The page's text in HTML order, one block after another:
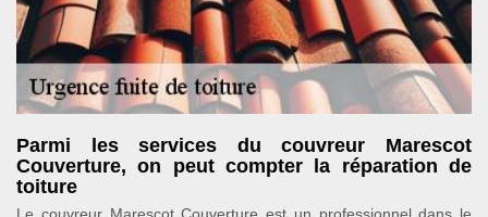
Parmi les services du couvreur Marescot
Couverture, on peut compter la réparation de
toiture